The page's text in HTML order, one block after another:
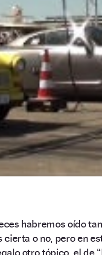
habremos oído
o no, pero en
otro tópico, el de